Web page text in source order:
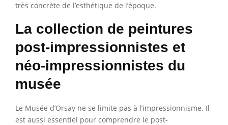
très concrète de l’esthétique de l’époque.
La collection de peintures
post-impressionnistes et
néo-impressionnistes du
musée
Le Musée d’Orsay ne se limite pas à l’impressionnisme. Il
est aussi essentiel pour comprendre le post-